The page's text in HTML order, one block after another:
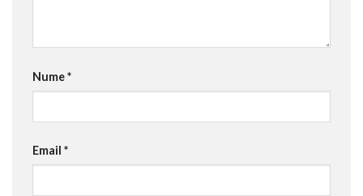
Nume*
Email *